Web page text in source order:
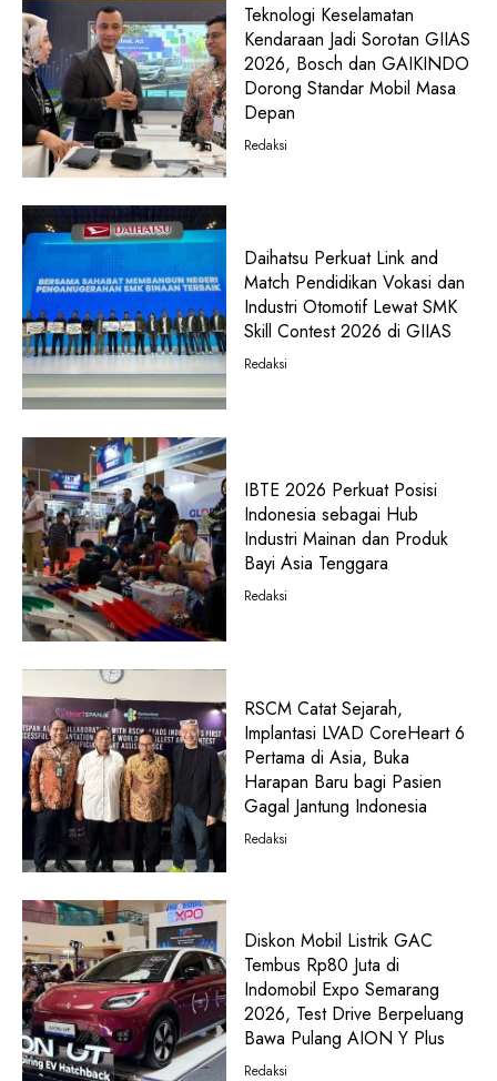
Teknologi Keselamatan
Kendaraan Jadi Sorotan GIIAS
2026, Bosch dan GAIKINDO
Dorong Standar Mobil Masa
Depan
Redaksi
Daihatsu Perkuat Link and
Match Pendidikan Vokasi dan
Industri Otomotif Lewat SMK
Skill Contest 2026 di GIIAS
Redaksi
IBTE 2026 Perkuat Posisi
Indonesia sebagai Hub
Industri Mainan dan Produk
Bayi Asia Tenggara
Redaksi
RSCM Catat Sejarah,
Implantasi LVAD CoreHeart 6
Pertama di Asia, Buka
Harapan Baru bagi Pasien
Gagal Jantung Indonesia
Redaksi
Diskon Mobil Listrik GAC
Tembus Rp80 Juta di
Indomobil Expo Semarang
2026, Test Drive Berpeluang
Bawa Pulang AION Y Plus
Redaksi